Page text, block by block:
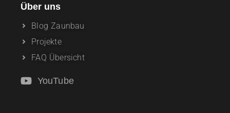
Über uns
Blog Zaunbau
Projekte
FAQ Übersicht
YouTube